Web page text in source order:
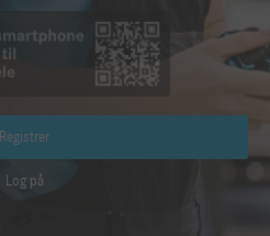
Log på
Registrer